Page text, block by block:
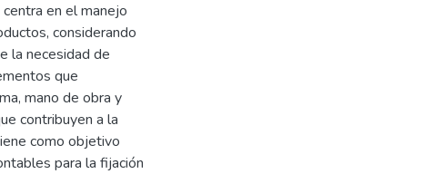
en el manejo
considerando
la necesidad de
que
mano de obra y
contribuyen a la
como objetivo
para la fijación